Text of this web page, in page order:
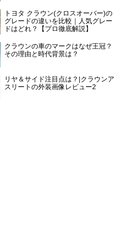
トヨタ クラウン(クロスオーバー)の
グレードの違いを比較｜人気グレー
ドはどれ？【プロ徹底解説】
クラウンの車のマークはなぜ王冠？
その理由と時代背景は？
リヤ＆サイド注目点は？|クラウンア
スリートの外装画像レビュー2